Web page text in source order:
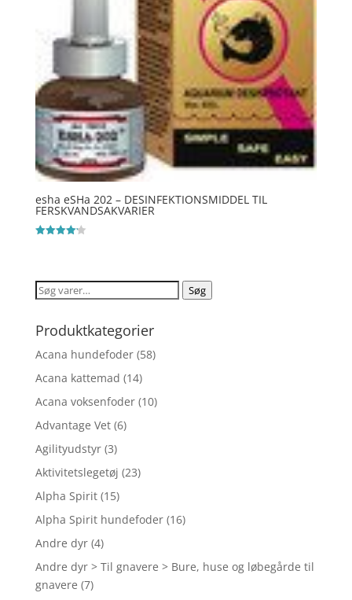
esha eSHa 202 – DESINFEKTIONSMIDDEL TIL
FERSKVANDSAKVARIER
Søg
Søg
Produktkategorier
Acana hundefoder (58)
Acana kattemad (14)
Acana voksenfoder (10)
Advantage Vet (6)
Agilityudstyr (3)
Aktivitetslegetøj (23)
Alpha Spirit (15)
Alpha Spirit hundefoder (16)
Andre dyr (4)
Andre dyr > Til gnavere > Bure, huse og løbegårde til
gnavere (7)